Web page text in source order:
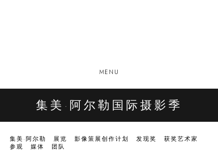
MENU
集美·阿尔勒国际摄影季
集美·阿尔勒 展览 影像策展创作计划 发现奖
获奖艺术家
参观
媒体 团队